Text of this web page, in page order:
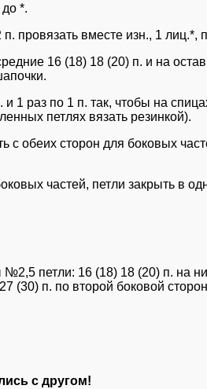
*.
провязать вместе изн., 1
16 (18) 18 (20) п. и на
1 раз по 1 п. так, чтобы на
петлях вязать резинкой).
с обеих сторон для боковых
частей, петли закрыть в
петли: 16 (18) 18 (20) п. на
(30) п. по второй боковой
с другом!